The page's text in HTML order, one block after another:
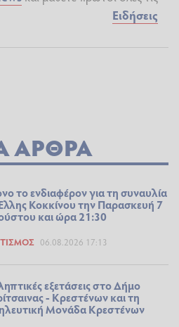
Ειδήσεις
ΆΡΘΡΑ
το ενδιαφέρον για τη συναυλία
Κοκκίνου την Παρασκευή 7
και ώρα 21:30
06.08.2026 17:13
εξετάσεις στο Δήμο
- Κρεστένων και τη
Μονάδα Κρεστένων